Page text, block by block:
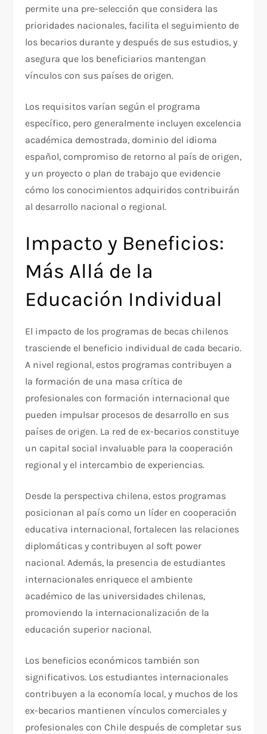
permite una pre-selección que considera las
prioridades nacionales, facilita el seguimiento de
los becarios durante y después de sus estudios, y
asegura que los beneficiarios mantengan
vínculos con sus países de origen.
Los requisitos varían según el programa
específico, pero generalmente incluyen excelencia
académica demostrada, dominio del idioma
español, compromiso de retorno al país de origen,
y un proyecto o plan de trabajo que evidencie
cómo los conocimientos adquiridos contribuirán
al desarrollo nacional o regional.
Impacto y Beneficios:
Más Allá de la
Educación Individual
El impacto de los programas de becas chilenos
trasciende el beneficio individual de cada becario.
A nivel regional, estos programas contribuyen a
la formación de una masa crítica de
profesionales con formación internacional que
pueden impulsar procesos de desarrollo en sus
países de origen. La red de ex-becarios constituye
un capital social invaluable para la cooperación
regional y el intercambio de experiencias.
Desde la perspectiva chilena, estos programas
posicionan al país como un líder en cooperación
educativa internacional, fortalecen las relaciones
diplomáticas y contribuyen al soft power
nacional. Además, la presencia de estudiantes
internacionales enriquece el ambiente
académico de las universidades chilenas,
promoviendo la internacionalización de la
educación superior nacional.
Los beneficios económicos también son
significativos. Los estudiantes internacionales
contribuyen a la economía local, y muchos de los
ex-becarios mantienen vínculos comerciales y
profesionales con Chile después de completar sus